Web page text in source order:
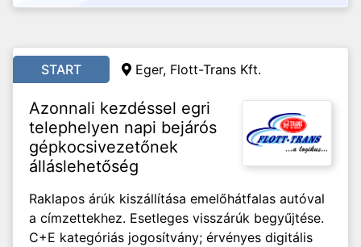
START Eger, Flott-Trans Kft.
Azonnali kezdéssel egri
telephelyen napi bejárós
gépkocsivezetőnek
álláslehetőség
Raklapos árúk kiszállítása emelőhátfalas autóval
a címzettekhez. Esetleges visszárúk begyűjtése.
C+E kategóriás jogosítvány; érvényes digitális